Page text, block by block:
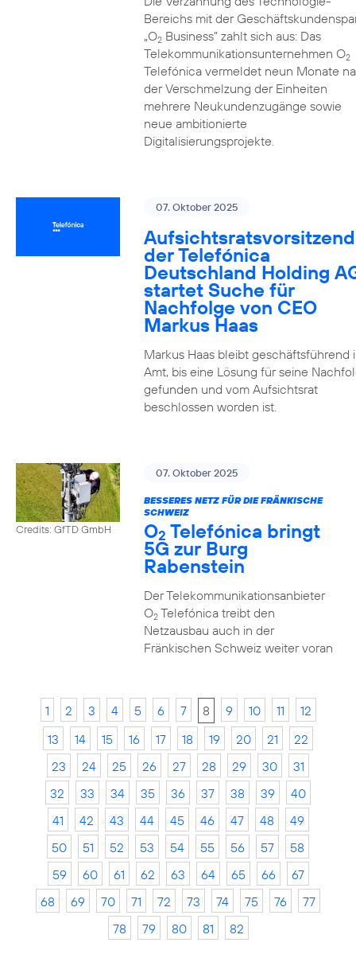
Bereichs mit der
„O2Business” zahlt sich aus: Das
Telekommunikationsunternehmen O2
Telefónica vermeldet neun Monate
der Verschmelzung der Einheiten
mehrere Neukundenzugänge sowie
neue ambitionierte
Digitalisierungsprojekte.
07. Oktober 2025
der Telefónica
Deutschland Holding
startet Suche für
Nachfolge von CEO
Markus Haas
Markus Haas bleibt geschäftsführend
Amt, bis eine Lösung für seine
gefunden und vom Aufsichtsrat
beschlossen worden ist.
Credits: GfTD GmbH
07. Oktober 2025
BESSERES NETZ FÜR DIE FRÄNKISCHE
SCHWEIZ
O2 Telefónica bringt
5G zur Burg
Rabenstein
Der Telekommunikationsanbieter
O2Telefónica treibt den
Netzausbau auch in der
Fränkischen Schweiz weiter voran
1 2 3 4 5 6 7 8 9 10 11
12
13
14 15 16 17 18 19 20 21
22
23
24 25 26 27 28 29 30
31
32
33 34 35 36 37 38 39
40
41
42 43 44 45 46 47 48
49
50
51 52 53 54 55 56 57
58
59
60 61 62 63 64 65 66
67
68
69 70 71 72 73 74 75 76
77
78
79 80 81 82